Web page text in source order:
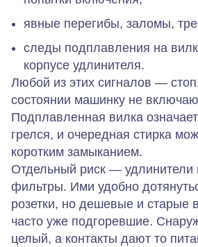
явные перегибы, заломы,
следы подплавления на
корпусе удлинителя.
Любой из этих сигналов —
состоянии машинку не
Подплавленная вилка
грелся, и очередная стирка
коротким замыканием.
Отдельный риск — удлинители
фильтры. Ими удобно
розетки, но дешевые и старые
часто уже подгоревшие.
целый, а контакты дают то